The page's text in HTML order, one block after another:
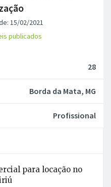
15/02/2021
publicados
28
Borda da Mata, MG
Profissional
para locação no